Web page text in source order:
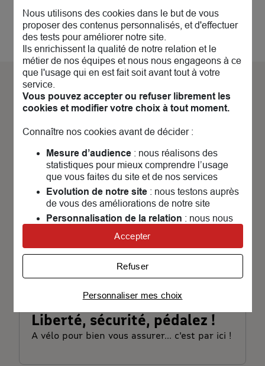
Découvrez nosactualités &
évènements
Liberté, sécurité, pédalez !
A vélo pour bien vous assurer... c'est par ici !
Nous utilisons des cookies dans le but de vous
proposer des contenus personnalisés, et d'effectuer
des tests pour améliorer notre site.
Ils enrichissent la qualité de notre relation et le
métier de nos équipes et nous nous engageons à ce
que l'usage qui en est fait soit avant tout à votre
service.
Vous pouvez accepter ou refuser librement les
cookies et modifier votre choix à tout moment.
Connaître nos cookies avant de décider :
Mesure d’audience: nous réalisons des
statistiques pour mieux comprendre l’usage
que vous faites du site et de nos services
Evolution de notre site: nous testons auprès
de vous des améliorations de notre site
Personnalisation de la relation : nous nous
et personnaliser nos offres
Univers publicitaire: nous utilisons avec nos
partenaires des cookies pour afficher des
publicités personnalisées
Connaître notre politique cookies et la liste de nos
partenaires
Personnaliser mes choix
Refuser
Accepter